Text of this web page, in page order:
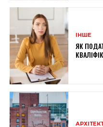
ІНШЕ
ЯК